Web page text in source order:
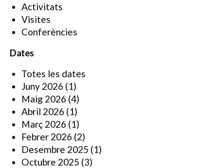
Activitats
Visites
Conferències
Dates
Totes les dates
Juny 2026 (1)
Maig 2026 (4)
Abril 2026 (1)
Març 2026 (1)
Febrer 2026 (2)
Desembre 2025 (1)
Octubre 2025 (3)